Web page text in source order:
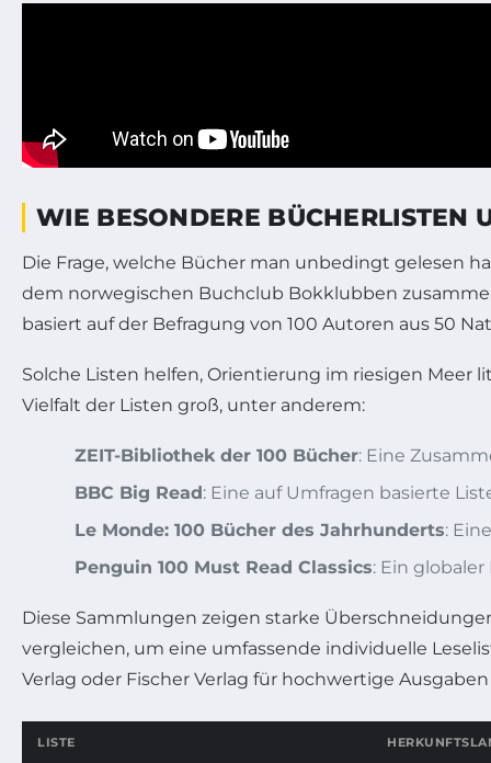
WIE BESONDERE BÜCHERLISTEN
Die Frage, welche Bücher man unbedingt gelesen
dem norwegischen Buchclub Bokklubben
basiert auf der Befragung von 100 Autoren aus 50
Solche Listen helfen, Orientierung im riesigen Meer
Vielfalt der Listen groß, unter anderem:
ZEIT-Bibliothek der 100 Bücher: Eine
BBC Big Read: Eine auf Umfragen basierte
Le Monde: 100 Bücher des Jahrhunderts:
Penguin 100 Must Read Classics: Ein
Diese Sammlungen zeigen starke
vergleichen, um eine umfassende individuelle
Verlag oder Fischer Verlag für hochwertige
LISTE